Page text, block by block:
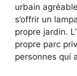
urbain
s’offrir un
propre jardin.
propre parc
personnes qui